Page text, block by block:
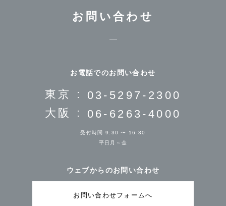
お問い合わせ
お電話でのお問い合わせ
東京 : 03-5297-2300
大阪 : 06-6263-4000
受付時間 9:30 〜 16:30
平日月～金
ウェブからのお問い合わせ
お問い合わせフォームへ